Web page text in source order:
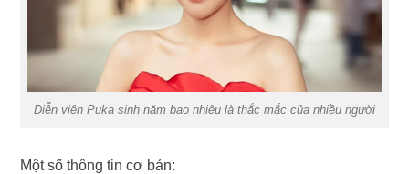
Diễn viên Puka sinh năm bao nhiêu là thắc mắc của nhiều người
Một số thông tin cơ bản: